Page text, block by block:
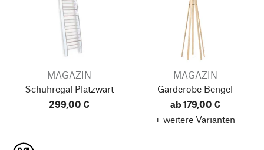
MAGAZIN
Schuhregal Platzwart
299,00 €
MAGAZIN
Garderobe Bengel
ab 179,00 €
+ weitere Varianten